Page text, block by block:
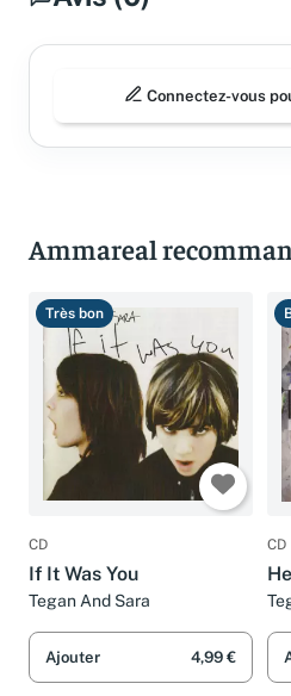
Connectez-vous
Ammareal
Très bon
CD
If It Was You
Tegan And Sara
Ajouter 4,99 €
CD